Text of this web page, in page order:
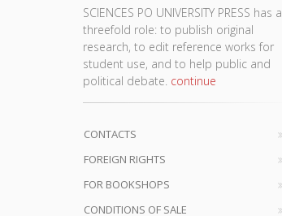
SCIENCES PO UNIVERSITY PRESS has a
threefold role: to publish original
research, to edit reference works for
student use, and to help public and
political debate. continue
CONTACTS
FOREIGN RIGHTS
FOR BOOKSHOPS
CONDITIONS OF SALE